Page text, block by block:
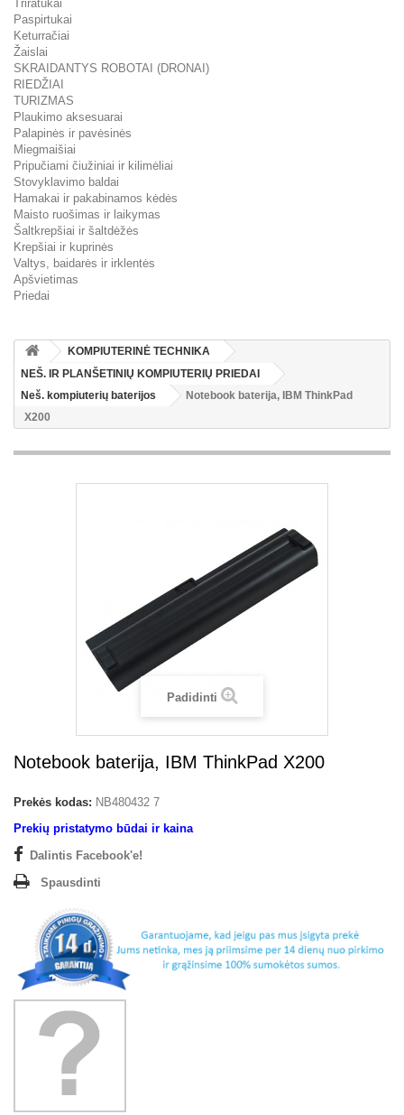
Triratukai
Paspirtukai
Keturračiai
Žaislai
SKRAIDANTYS ROBOTAI (DRONAI)
RIEDŽIAI
TURIZMAS
Plaukimo aksesuarai
Palapinės ir pavėsinės
Miegmaišiai
Pripučiami čiužiniai ir kilimėliai
Stovyklavimo baldai
Hamakai ir pakabinamos kėdės
Maisto ruošimas ir laikymas
Šaltkrepšiai ir šaltdėžės
Krepšiai ir kuprinės
Valtys, baidarės ir irklentės
Apšvietimas
Priedai
KOMPIUTERINĖ TECHNIKA
NEŠ. IR PLANŠETINIŲ KOMPIUTERIŲ PRIEDAI
Neš. kompiuterių baterijos
Notebook baterija, IBM ThinkPad
X200
Padidinti
Notebook baterija, IBM ThinkPad X200
Prekės kodas: NB480432 7
Prekių pristatymo būdai ir kaina
Dalintis Facebook'e!
Spausdinti